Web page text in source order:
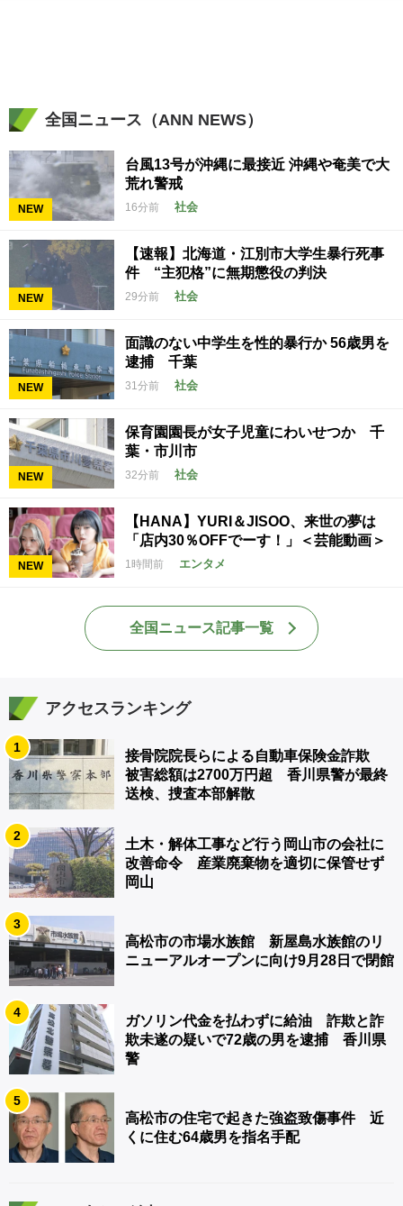
全国ニュース（ANN NEWS）
NEW
台風13号が沖縄に最接近 沖縄や奄美で大
荒れ警戒
16分前 社会
NEW
【速報】北海道・江別市大学生暴行死事
件 “主犯格”に無期懲役の判決
29分前 社会
NEW
面識のない中学生を性的暴行か 56歳男を
逮捕 千葉
31分前 社会
NEW
保育園園長が女子児童にわいせつか 千
葉・市川市
32分前 社会
NEW
【HANA】YURI＆JISOO、来世の夢は
「店内30％OFFでーす！」＜芸能動画＞
1時間前 エンタメ
全国ニュース記事一覧
アクセスランキング
1
接骨院院長らによる自動車保険金詐欺
被害総額は2700万円超 香川県警が最終
送検、捜査本部解散
2
土木・解体工事など行う岡山市の会社に
改善命令 産業廃棄物を適切に保管せず
岡山
3
高松市の市場水族館 新屋島水族館のリ
ニューアルオープンに向け9月28日で閉館
4
ガソリン代金を払わずに給油 詐欺と詐
欺未遂の疑いで72歳の男を逮捕 香川県
警
5
高松市の住宅で起きた強盗致傷事件 近
くに住む64歳男を指名手配